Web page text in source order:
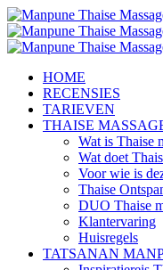
Ga
naar
inhoud
HOME
RECENSIES
TARIEVEN
THAISE
Wat is Thaise
Wat doet
Voor wie is
Thaise
DUO Thaise
Klantervaring
Huisregels
TATSANAN